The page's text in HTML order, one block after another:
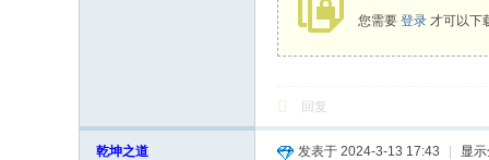
您需要 登录 才可以下
回复
乾坤之道 发表于 2024-3-13 17:43 显